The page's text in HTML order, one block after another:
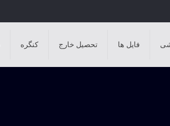
فایل ها تحصیل خارج کنگره